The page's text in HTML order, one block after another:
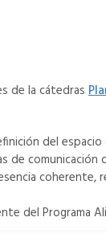
de la cátedras
del
de
coherente,
del Programa